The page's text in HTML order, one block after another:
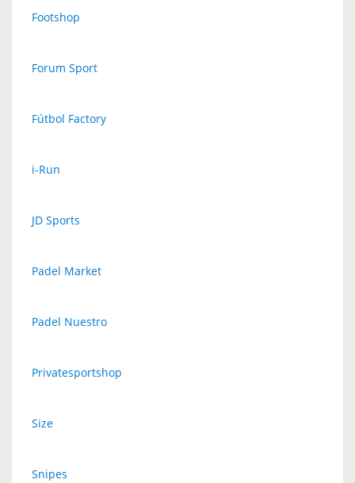
Footshop
Forum Sport
Fútbol Factory
i-Run
JD Sports
Padel Market
Padel Nuestro
Privatesportshop
Size
Snipes